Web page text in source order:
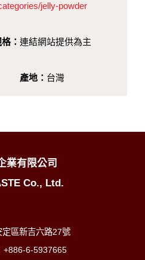
jelly-powder
： 連結網站提供為主
產地： 台灣
業有限公司
Co., Ltd.
定區新吉六路27號
+886-6-5937665